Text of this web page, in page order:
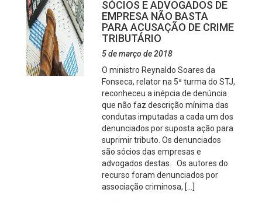
SÓCIOS E ADVOGADOS DE
EMPRESA NÃO BASTA
PARA ACUSAÇÃO DE CRIME
TRIBUTÁRIO
5 de março de 2018
O ministro Reynaldo Soares da
Fonseca, relator na 5ª turma do STJ,
reconheceu a inépcia de denúncia
que não faz descrição mínima das
condutas imputadas a cada um dos
denunciados por suposta ação para
suprimir tributo. Os denunciados
são sócios das empresas e
advogados destas. Os autores do
recurso foram denunciados por
associação criminosa, […]